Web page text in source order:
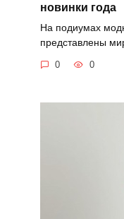
новинки года
На подиумах
представлены
0 0